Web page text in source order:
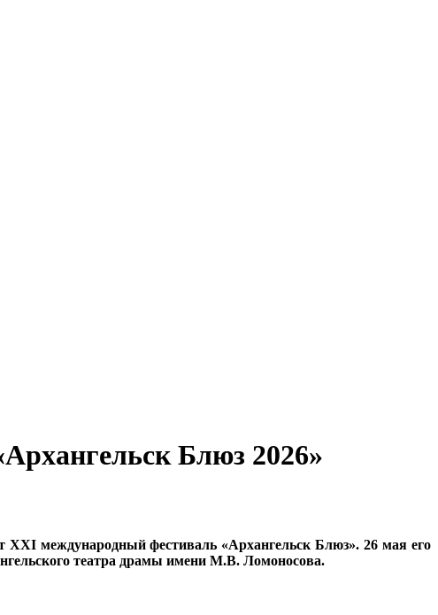
Блюз 2026»
XXI международный фестиваль «Архангельск Блюз». 26 мая его
театра драмы имени М.В. Ломоносова.